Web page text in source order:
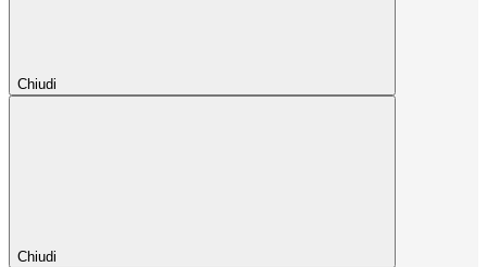
Chiudi
Chiudi